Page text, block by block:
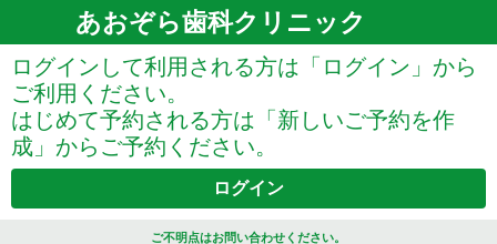
あおぞら歯科クリニック
ご不明点はお問い合わせください。
ログインして利用される方は「ログイン」から
ご利用ください。
はじめて予約される方は「新しいご予約を作
成」からご予約ください。
ログイン